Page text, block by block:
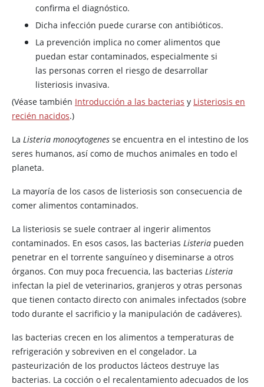
confirma el diagnóstico.
Dicha infección puede curarse con antibióticos.
La prevención implica no comer alimentos que
puedan estar contaminados, especialmente si
las personas corren el riesgo de desarrollar
listeriosis invasiva.
(Véase también Introducción a las bacterias y Listeriosis en
recién nacidos.)
La Listeria monocytogenes se encuentra en el intestino de los
seres humanos, así como de muchos animales en todo el
planeta.
La mayoría de los casos de listeriosis son consecuencia de
comer alimentos contaminados.
La listeriosis se suele contraer al ingerir alimentos
contaminados. En esos casos, las bacterias Listeria pueden
penetrar en el torrente sanguíneo y diseminarse a otros
órganos. Con muy poca frecuencia, las bacterias Listeria
infectan la piel de veterinarios, granjeros y otras personas
que tienen contacto directo con animales infectados (sobre
todo durante el sacrificio y la manipulación de cadáveres).
las bacterias crecen en los alimentos a temperaturas de
refrigeración y sobreviven en el congelador. La
pasteurización de los productos lácteos destruye las
bacterias. La cocción o el recalentamiento adecuados de los